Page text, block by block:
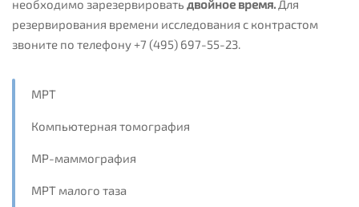
необходимо зарезервировать двойное время. Для
резервирования времени исследования с контрастом
звоните по телефону +7 (495) 697-55-23.
МРТ
Компьютерная томография
МР-маммография
МРТ малого таза